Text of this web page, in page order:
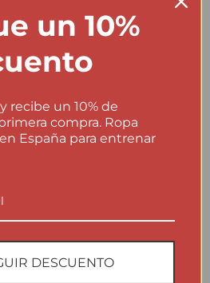
y productos que puedan alterar la
control real
un 10%
recibe un 10% de
compra. Ropa
España para entrenar
DESCUENTO